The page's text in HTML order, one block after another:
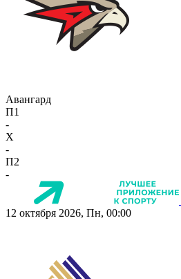
Авангард
П1
-
X
-
П2
-
12 октября 2026, Пн, 00:00